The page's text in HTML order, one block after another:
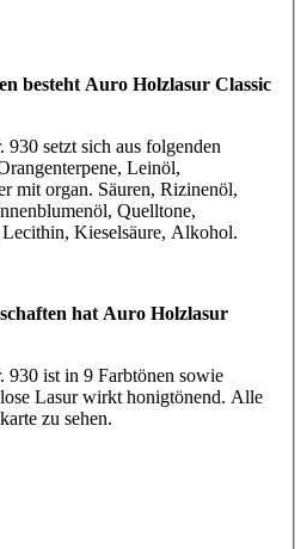
besteht Auro Holzlasur Classic
setzt sich aus folgenden
Leinöl,
mit organ. Säuren, Rizinenöl,
Quelltone,
Kieselsäure, Alkohol.
hat Auro Holzlasur
ist in 9 Farbtönen sowie
Lasur wirkt honigtönend. Alle
zu sehen.